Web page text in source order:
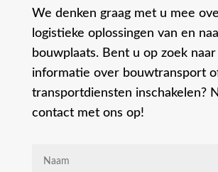
We denken graag met u mee
logistieke oplossingen van en
bouwplaats. Bent u op zoek
informatie over bouwtransport
transportdiensten inschakelen?
contact met ons op!